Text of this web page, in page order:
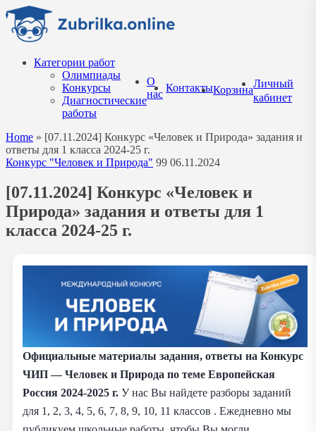
Перейти
содержанию
Категории работ
Олимпиады
Конкурсы
Диагностические
работы
О
нас
КонтактыКорзина
Личный
кабинет
Home » [07.11.2024] Конкурс «Человек и Природа» задания и
ответы для 1 класса 2024-25 г.
Конкурс "Человек и Природа" 99 06.11.2024
[07.11.2024] Конкурс «Человек и
Природа» задания и ответы для 1
класса 2024-25 г.
Официальные материалы задания, ответы на Конкурс
ЧИП — Человек и Природа по теме Европейская
Россия 2024-2025 г. У нас Вы найдете разборы заданий
для 1, 2, 3, 4, 5, 6, 7, 8, 9, 10, 11 классов . Ежедневно мы